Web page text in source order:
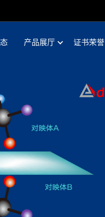
产品展厅 证书荣誉